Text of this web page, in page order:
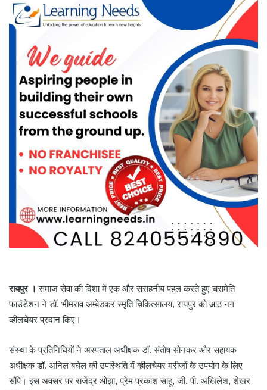
रायपुर । समाज सेवा की दिशा में एक और सराहनीय पहल करते हुए चरामेति
फाउंडेशन ने डॉ. भीमराव अम्बेडकर स्मृति चिकित्सालय, रायपुर को आठ नग
व्हीलचेयर प्रदान किए।
संस्था के प्रतिनिधियों ने अस्पताल अधीक्षक डॉ. संतोष सोनकर और सहायक
अधीक्षक डॉ. अनिल बघेल की उपस्थिति में व्हीलचेयर मरीजों के उपयोग के लिए
सौंपे। इस अवसर पर राजेंद्र ओझा, प्रेम प्रकाश साहू, जी. पी. अखिलेश, शेखर